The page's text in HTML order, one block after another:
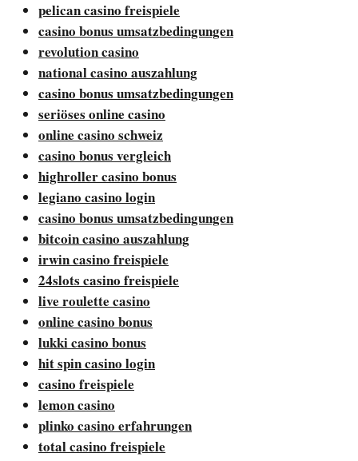
pelican casino freispiele
casino bonus umsatzbedingungen
revolution casino
national casino auszahlung
casino bonus umsatzbedingungen
seriöses online casino
online casino schweiz
casino bonus vergleich
highroller casino bonus
legiano casino login
casino bonus umsatzbedingungen
bitcoin casino auszahlung
irwin casino freispiele
24slots casino freispiele
live roulette casino
online casino bonus
lukki casino bonus
hit spin casino login
casino freispiele
lemon casino
plinko casino erfahrungen
total casino freispiele